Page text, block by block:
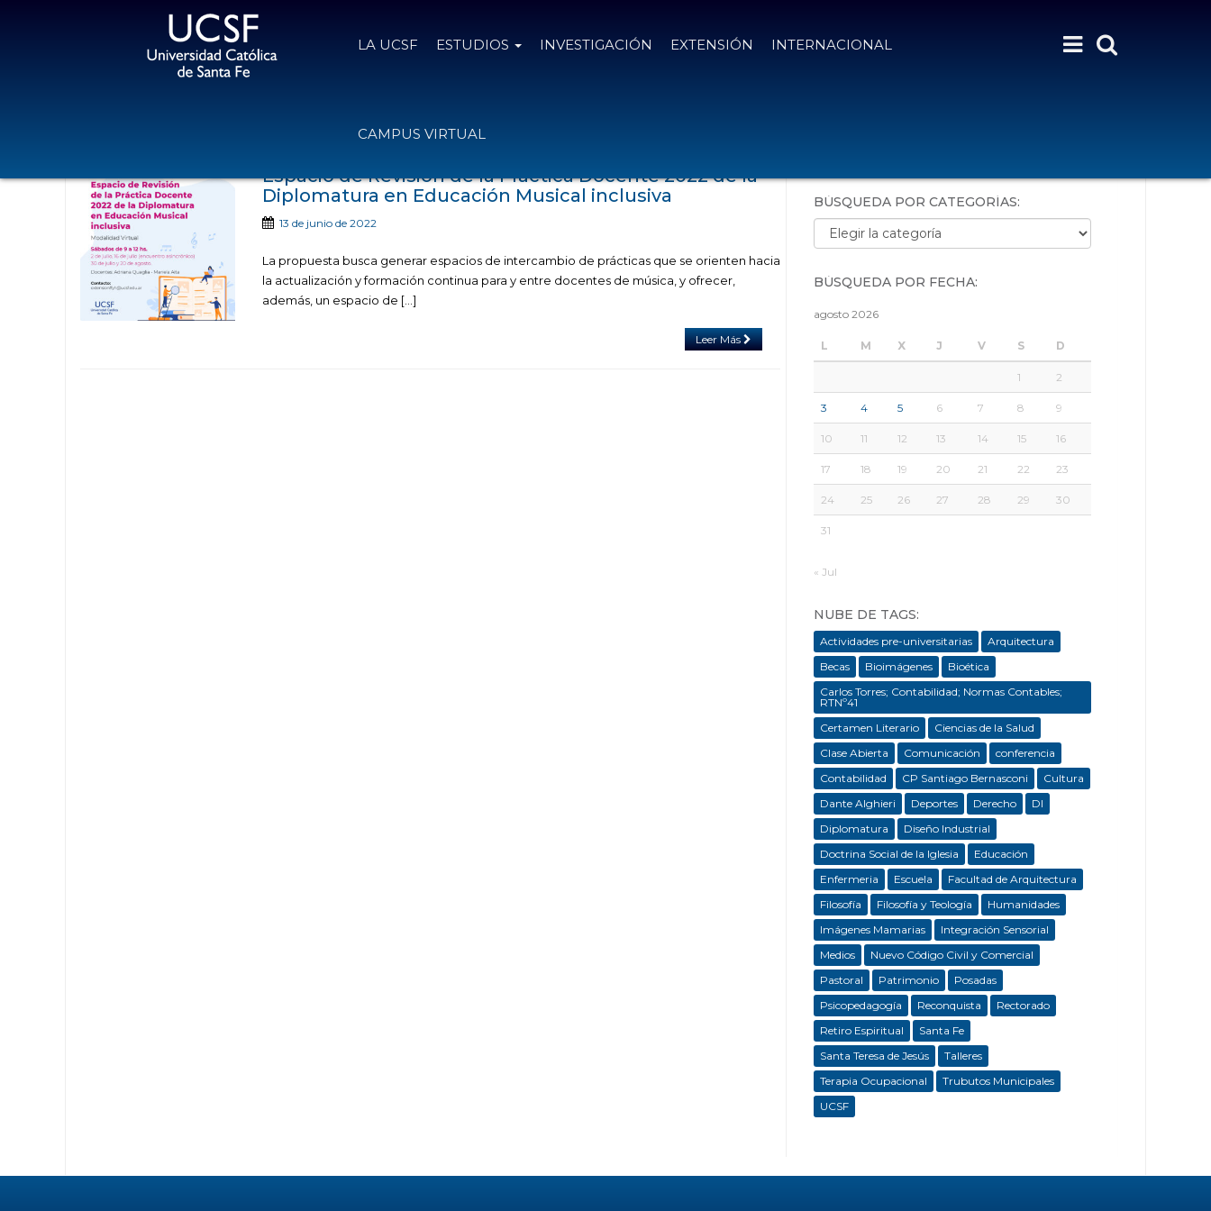
LA UCSF ESTUDIOS INVESTIGACIÓN EXTENSIÓN INTERNACIONAL
CAMPUS VIRTUAL
Espacio de Revisión de la Práctica Docente 2022 de la
Diplomatura en Educación Musical inclusiva
13 de junio de 2022
La propuesta busca generar espacios de intercambio de prácticas que se orienten hacia
la actualización y formación continua para y entre docentes de música, y ofrecer,
además, un espacio de […]
Leer Más
BÚSQUEDA POR CATEGORÍAS:
Búsqueda por categorías:
BÚSQUEDA POR FECHA:
agosto 2026
L M X J V S D
1 2
3 4 5 6 7 8 9
10 11 12 13 14 15 16
17 18 19 20 21 22 23
24 25 26 27 28 29 30
31
« Jul
NUBE DE TAGS:
Actividades pre-universitarias
Arquitectura
Becas
Bioimágenes
Bioética
Carlos Torres; Contabilidad; Normas Contables;
RTNº41
Certamen Literario
Ciencias de la Salud
Clase Abierta
Comunicación
conferencia
Contabilidad
CP Santiago Bernasconi
Cultura
Dante Alghieri
Deportes Derecho
DI
Diplomatura
Diseño Industrial
Doctrina Social de la Iglesia
Educación
Enfermeria
Escuela
Facultad de Arquitectura
Filosofía
Filosofía y Teología
Humanidades
Imágenes Mamarias
Integración Sensorial
Medios
Nuevo Código Civil y Comercial
Pastoral
Patrimonio
Posadas
Psicopedagogía
Reconquista
Rectorado
Retiro Espiritual
Santa Fe
Santa Teresa de Jesús
Talleres
Terapia Ocupacional
Trubutos Municipales
UCSF